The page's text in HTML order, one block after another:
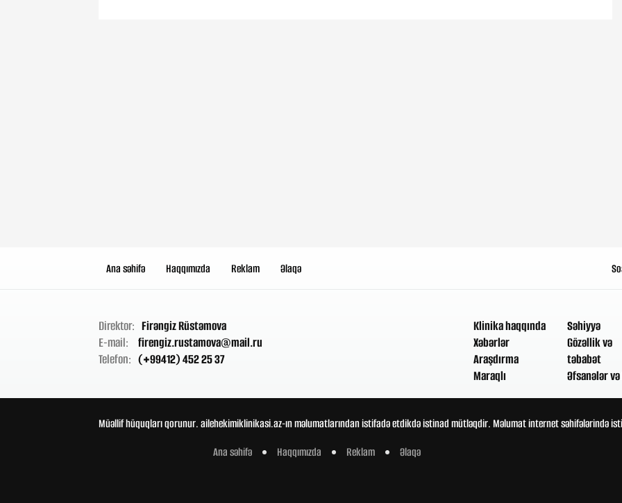
Ana səhifə Haqqımızda Reklam Əlaqə
Direktor: Firəngiz Rüstəmova
E-mail:
firengiz.rustamova@mail.ru
Telefon: (+99412) 452 25 37
Klinika haqqında
Xəbərlər
Araşdırma
Maraqlı
Səhiyyə
Gözəllik və
təbabət
Əfsanələr
Müəllif hüquqları qorunur. ailehekimiklinikasi.az-ın məlumatlarından istifadə etdikdə istinad mütləqdir. Məlumat internet səhifələrində
Ana səhifə
Haqqımızda Reklam Əlaqə